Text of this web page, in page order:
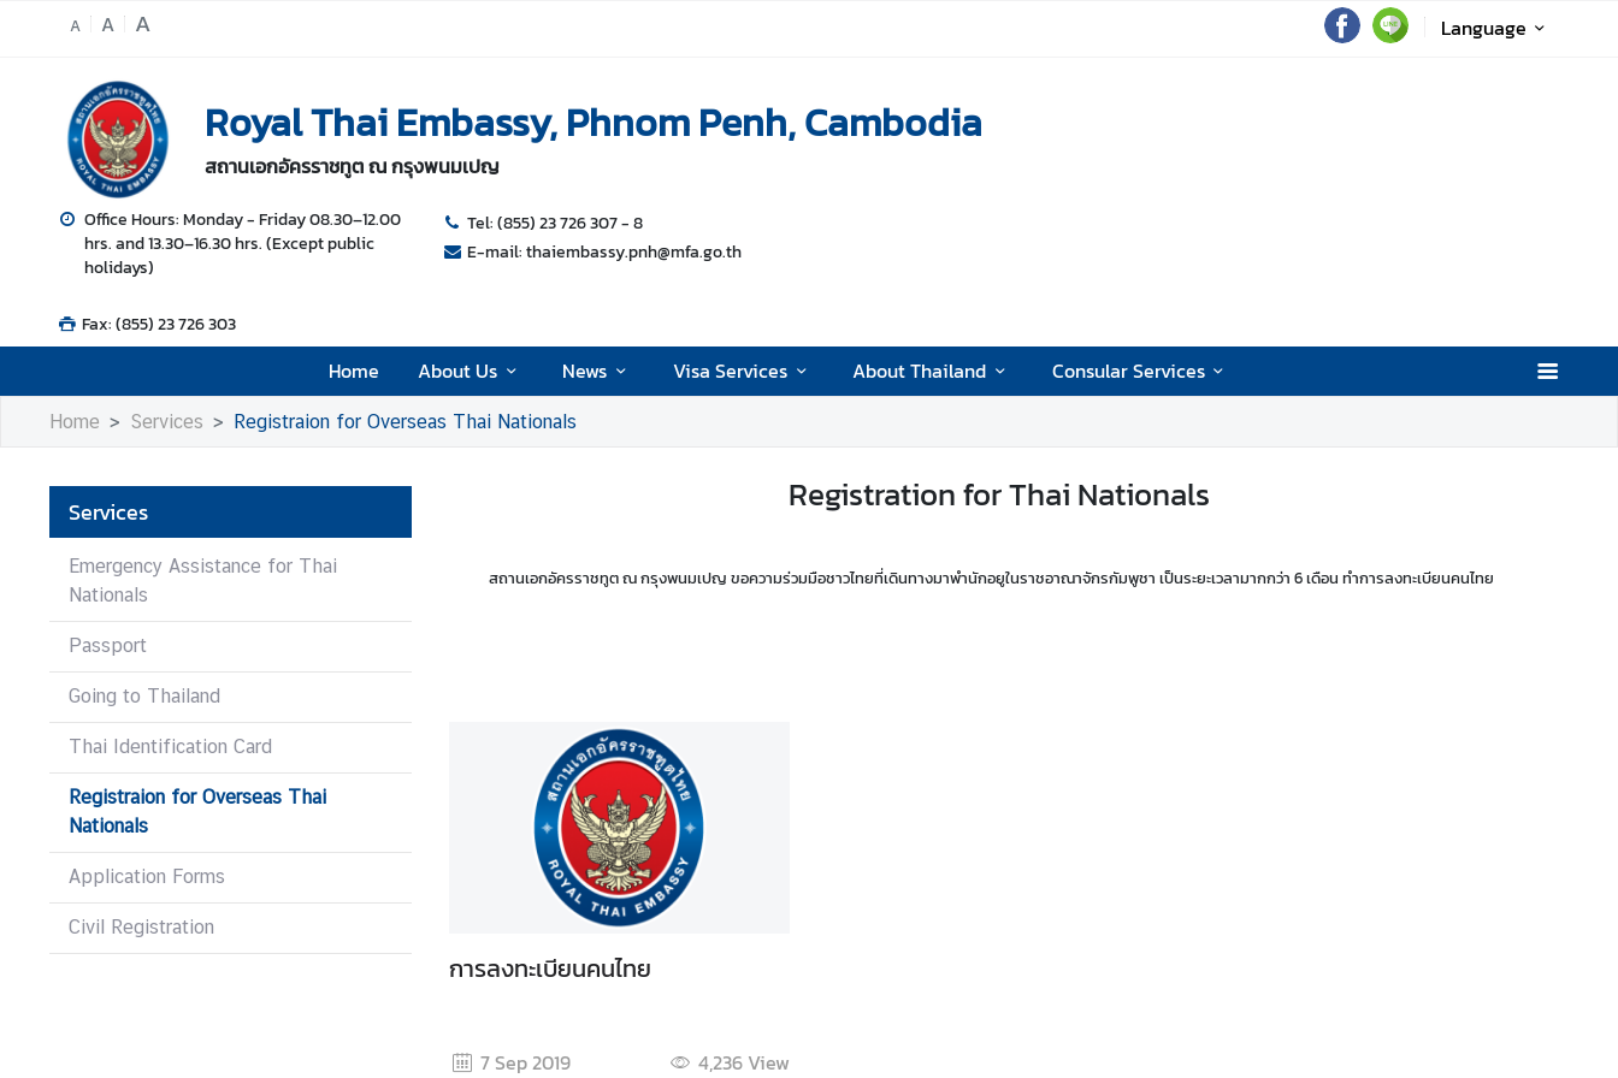
A A A Language
Royal Thai Embassy, Phnom Penh, Cambodia
สถานเอกอัครราชทูต ณ กรุงพนมเปญ
Office Hours: Monday - Friday 08.30–12.00
hrs. and 13.30–16.30 hrs. (Except public
holidays)
Fax: (855) 23 726 303
Tel: (855) 23 726 307 - 8
E-mail: thaiembassy.pnh@mfa.go.th
Home About Us News Visa Services About Thailand Consular Services
m
A
t
s
e
w
V
a
e
i
s
Home Services Registraion for Overseas Thai Nationals
Services
Emergency Assistance for Thai
Nationals
Passport
Going to Thailand
Thai Identification Card
Registraion for Overseas Thai
Nationals
Application Forms
Civil Registration
Registration for Thai Nationals
สถานเอกอัครราชทูต ณ กรุงพนมเปญ ขอความร่วมมือชาวไทยที่เดินทางมาพำนักอยูในราชอาณาจักรกัมพูชา เป็นระยะเวลามากกว่า 6 เดือน ทำการลงทะเบียนคนไทย
การลงทะเบียนคนไทย
7 Sep 2019 4,236View